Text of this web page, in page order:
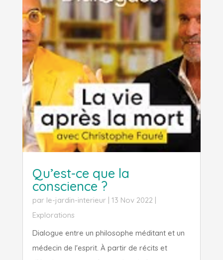
Qu’est-ce que la
conscience ?
par le-jardin-interieur| 13 Nov 2022 |
Explorations
Dialogue entre un philosophe méditant et un
médecin de l'esprit. À partir de récits et